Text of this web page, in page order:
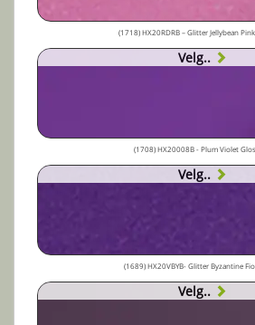
(1718) HX20RDRB – Glitter Jellybean
Velg..
(1708) HX20008B - Plum Violet
Velg..
(1689) HX20VBYB- Glitter Byzantine
Velg..